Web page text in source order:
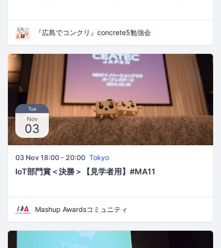
『広島でコンクリ』concrete5勉強会
Tue
Nov
03
03 Nov 18:00 - 20:00 Tokyo
IoT部門賞＜決勝＞【見学者用】#MA11
Mashup Awardsコミュニティ